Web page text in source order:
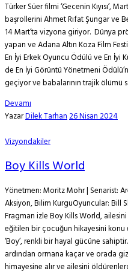
Türker Süer filmi ‘Gecenin Kıyısı’,
başrollerini Ahmet Rıfat Şungar ve
14 Mart’ta vizyona giriyor. Dünya
yapan ve Adana Altın Koza Film
En İyi Erkek Oyuncu Ödülü ve En İyi
de En İyi Görüntü Yönetmeni
geçiyor ve babalarının trajik ölümü
Devamı
YazarDilek Tarhan26 Nisan 2024
Vizyondakiler
Boy Kills World
Yönetmen: Moritz Mohr | Senarist:
Aksiyon, Bilim KurguOyuncular: Bill
Fragman izle Boy Kills World,
eğitilen bir çocuğun hikayesini konu
‘Boy’, renkli bir hayal gücüne
ardından ormana kaçar ve orada
himayesine alır ve ailesini